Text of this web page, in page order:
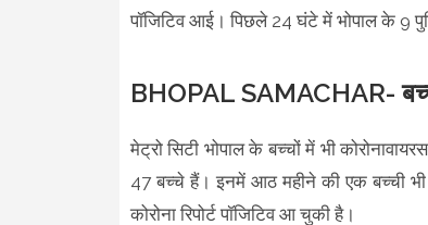
पॉजिटिव आई। पिछले 24 घंटे में भोपाल के 9
BHOPAL SAMACHAR-
मेट्रो सिटी भोपाल के बच्चों में भी
47 बच्चे हैं। इनमें आठ महीने की एक बच्ची
कोरोना रिपोर्ट पॉजिटिव आ चुकी है।